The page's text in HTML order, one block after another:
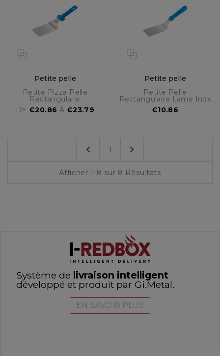
Petite pelle
Petite Pizza Pelle
Rectangulaire
DE €20.86 À €23.79
Petite pelle
Petite Pelle
Rectangulaire Lame Inox
€10.86
Previous
1
Afficher 1-8 sur 8 Résultats
Système de livraison intelligent
développé et produit par Gi.Metal.
EN SAVOIR PLUS